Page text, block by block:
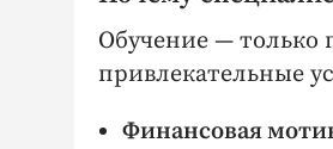
Обучение — ​только
привлекательные
Финансовая